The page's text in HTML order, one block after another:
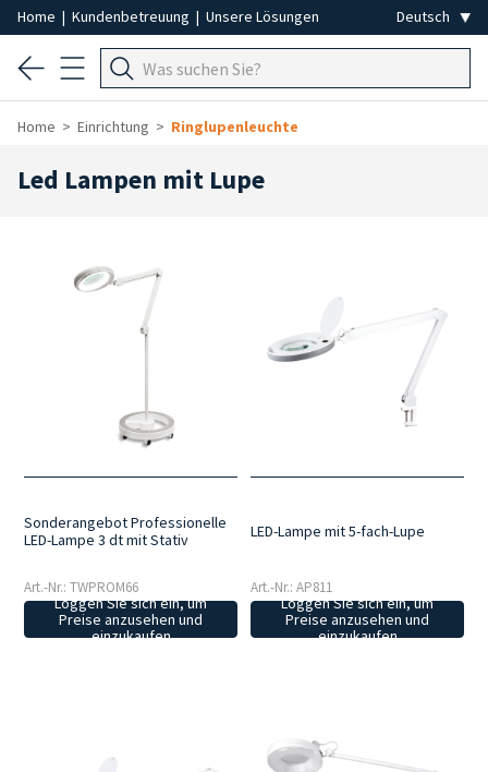
Home | Kundenbetreuung | Unsere Lösungen
Home Einrichtung Ringlupenleuchte
Led Lampen mit Lupe
Sonderangebot Professionelle
LED-Lampe 3 dt mit Stativ
Art.-Nr.: TWPROM66
Loggen Sie sich ein, um
Preise anzusehen und
einzukaufen
LED-Lampe mit 5-fach-Lupe
Art.-Nr.: AP811
Loggen Sie sich ein, um
Preise anzusehen und
einzukaufen